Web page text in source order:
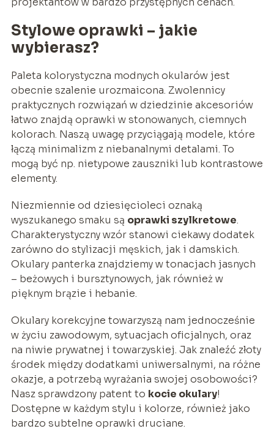
Stylowe oprawki – jakie
wybierasz?
Paleta kolorystyczna modnych okularów jest
obecnie szalenie urozmaicona. Zwolennicy
praktycznych rozwiązań w dziedzinie akcesoriów
łatwo znajdą oprawki w stonowanych, ciemnych
kolorach. Naszą uwagę przyciągają modele, które
łączą minimalizm z niebanalnymi detalami. To
mogą być np. nietypowe zauszniki lub kontrastowe
elementy.
Niezmiennie od dziesięcioleci oznaką
wyszukanego smaku są oprawki szylkretowe.
Charakterystyczny wzór stanowi ciekawy dodatek
zarówno do stylizacji męskich, jak i damskich.
Okulary panterka znajdziemy w tonacjach jasnych
– beżowych i bursztynowych, jak również w
pięknym brązie i hebanie.
Okulary korekcyjne towarzyszą nam jednocześnie
w życiu zawodowym, sytuacjach oficjalnych, oraz
na niwie prywatnej i towarzyskiej. Jak znaleźć złoty
środek między dodatkami uniwersalnymi, na różne
okazje, a potrzebą wyrażania swojej osobowości?
Nasz sprawdzony patent to kocie okulary!
Dostępne w każdym stylu i kolorze, również jako
bardzo subtelne oprawki druciane.